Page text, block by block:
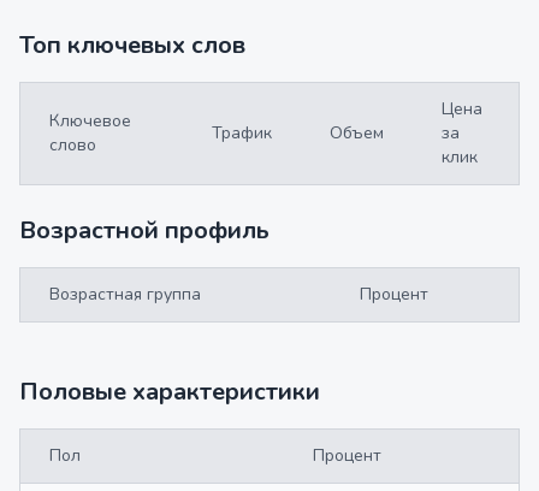
Топ ключевых слов
Ключевое
слово
Трафик Объем
Цена
за
клик
Возрастной профиль
Возрастная группа Процент
Половые характеристики
Пол Процент